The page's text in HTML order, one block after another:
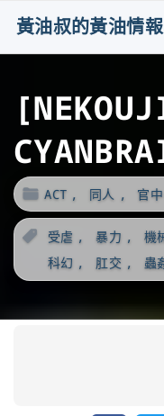
n
黃油叔的黃油情報
ACT 同人 官
受虐 暴力 機
科幻
肛交 蟲